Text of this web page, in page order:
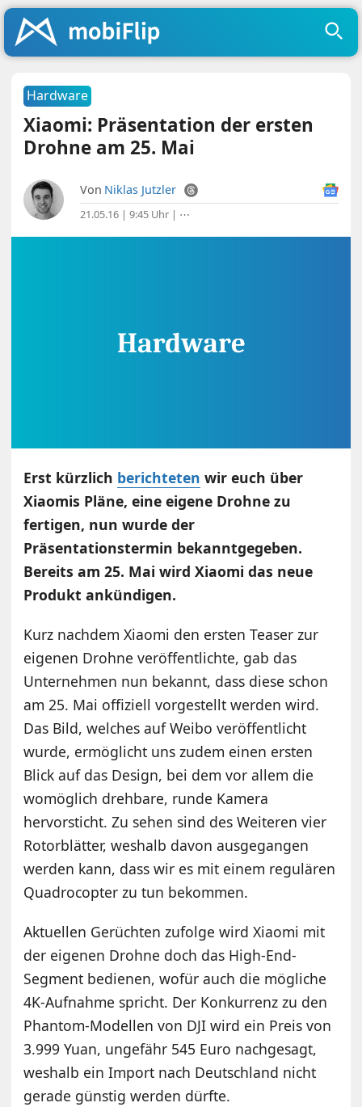
Hardware
Xiaomi: Präsentation der ersten
Drohne am 25. Mai
Von Niklas Jutzler
21.05.16 | 9:45 Uhr | ⋯
Erst kürzlich berichteten wir euch über
Xiaomis Pläne, eine eigene Drohne zu
fertigen, nun wurde der
Präsentationstermin bekanntgegeben.
Bereits am 25. Mai wird Xiaomi das neue
Produkt ankündigen.
Kurz nachdem Xiaomi den ersten Teaser zur
eigenen Drohne veröffentlichte, gab das
Unternehmen nun bekannt, dass diese schon
am 25. Mai offiziell vorgestellt werden wird.
Das Bild, welches auf Weibo veröffentlicht
wurde, ermöglicht uns zudem einen ersten
Blick auf das Design, bei dem vor allem die
womöglich drehbare, runde Kamera
hervorsticht. Zu sehen sind des Weiteren vier
Rotorblätter, weshalb davon ausgegangen
werden kann, dass wir es mit einem regulären
Quadrocopter zu tun bekommen.
Aktuellen Gerüchten zufolge wird Xiaomi mit
der eigenen Drohne doch das High-End-
Segment bedienen, wofür auch die mögliche
4K-Aufnahme spricht. Der Konkurrenz zu den
Phantom-Modellen von DJI wird ein Preis von
3.999 Yuan, ungefähr 545 Euro nachgesagt,
weshalb ein Import nach Deutschland nicht
gerade günstig werden dürfte.